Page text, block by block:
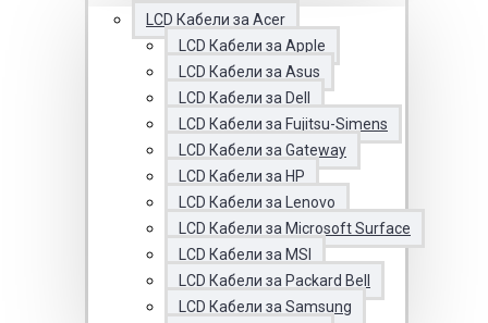
LCD Кабели за Acer
LCD Кабели за Apple
LCD Кабели за Asus
LCD Кабели за Dell
LCD Кабели за Fujitsu-Simens
LCD Кабели за Gateway
LCD Кабели за HP
LCD Кабели за Lenovo
LCD Кабели за Microsoft Surface
LCD Кабели за MSI
LCD Кабели за Packard Bell
LCD Кабели за Samsung